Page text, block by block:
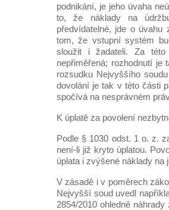
podnikání, je jeho úvaha
to, že náklady na
předvídatelné, jde o úvahu
tom, že vstupní systém
sloužit i žadateli. Za
nepřiměřená; rozhodnutí
rozsudku Nejvyššího
dovolání je tak v této části
spočívá na nesprávném
K úplatě za povolení
Podle § 1030 odst. 1 o. z.
není-li již kryto úplatou.
úplata i zvýšené náklady na
V zásadě i v poměrech
Nejvyšší soud uvedl
2854/2010 ohledně